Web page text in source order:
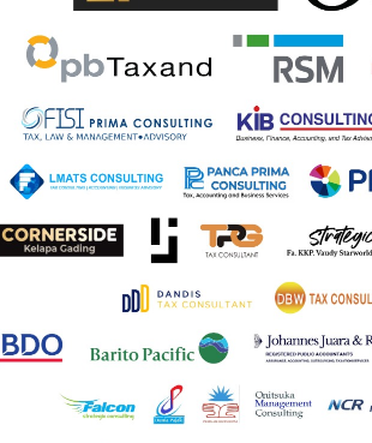
ketentuan kenaikan tarif PPN ini
2025 karena juga sudah keputusan
pemerintahan baru dengan
dari Presiden Joko
Indonesia sudah
pilihannya adalah keberlanjutan,
program yang dicanangkan
termasuk kebijakan PPN,” tegas
Jakarta, Jumat (8/3/2024).
7 ayat 1 UU HPP, tarif PPN yang
10% diubah menjadi 11% mulai
2022. Lalu, kembali dinaikkan menjadi
lambat pada 1 Januari 2025.